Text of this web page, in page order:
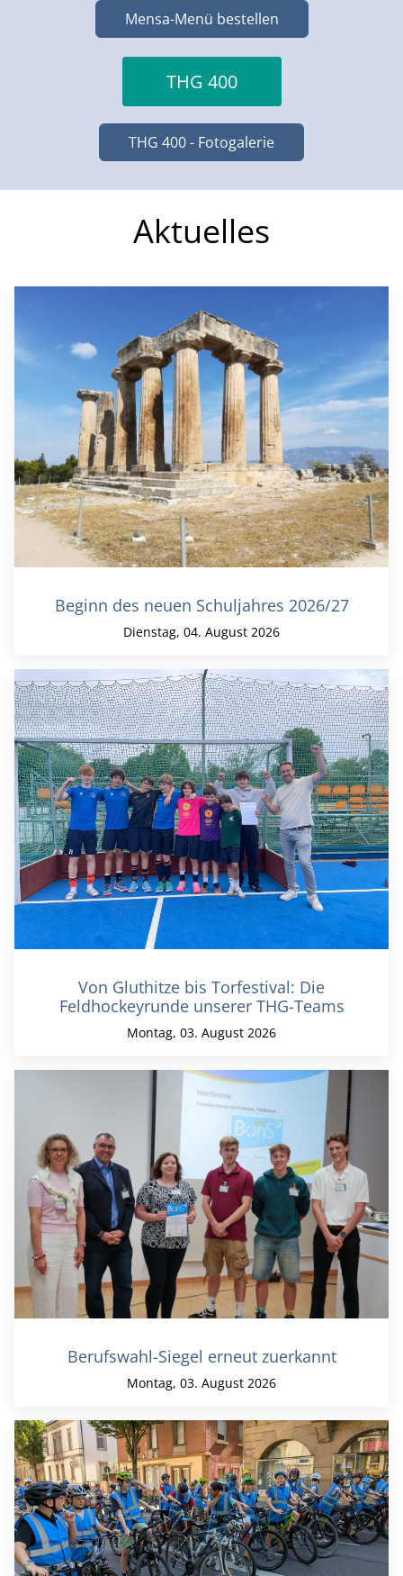
Mensa-Menü bestellen
THG 400
THG 400 - Fotogalerie
Aktuelles
Beginn des neuen Schuljahres 2026/27
Dienstag, 04. August 2026
Von Gluthitze bis Torfestival: Die
Feldhockeyrunde unserer THG-Teams
Montag, 03. August 2026
Berufswahl-Siegel erneut zuerkannt
Montag, 03. August 2026